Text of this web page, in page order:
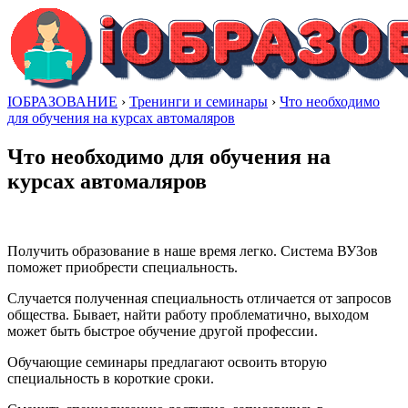
IОБРАЗОВАНИЕ › Тренинги и семинары › Что необходимо
для обучения на курсах автомаляров
Что необходимо для обучения на
курсах автомаляров
Получить образование в наше время легко. Система ВУЗов
поможет приобрести специальность.
Случается полученная специальность отличается от запросов
общества. Бывает, найти работу проблематично, выходом
может быть быстрое обучение другой профессии.
Обучающие семинары предлагают освоить вторую
специальность в короткие сроки.